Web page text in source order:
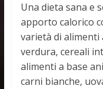
Una dieta sana e
apporto calorico
varietà di alimenti
verdura, cereali
alimenti a base
carni bianche,